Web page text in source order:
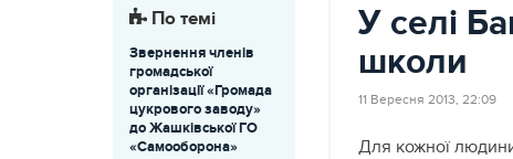
По темі
Звернення членів
громадської
організації «Громада
цукрового заводу»
до Жашківської ГО
«Самооборона»
У селі
школи
11 Вересня 2013, 22:09
Для кожної